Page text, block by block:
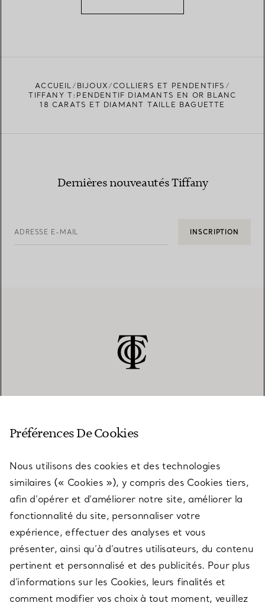
ACCUEIL BIJOUX
COLLIERS ET PENDENTIFS
TIFFANY T:PENDENTIF DIAMANTS EN OR BLANC
18 CARATS ET DIAMANT TAILLE BAGUETTE
Dernières nouveautés Tiffany
ADRESSE E-MAIL INSCRIPTION
SERVICES
À PROPOS
QUESTIONS LÉGALES
Préférences De Cookies
Nous utilisons des cookies et des technologies
similaires (« Cookies »), y compris des Cookies tiers,
afin d’opérer et d’améliorer notre site, améliorer la
fonctionnalité du site, personnaliser votre
expérience, effectuer des analyses et vous
présenter, ainsi qu’à d’autres utilisateurs, du contenu
pertinent et personnalisé et des publicités. Pour plus
d’informations sur les Cookies, leurs finalités et
comment modifier vos choix à tout moment, veuillez